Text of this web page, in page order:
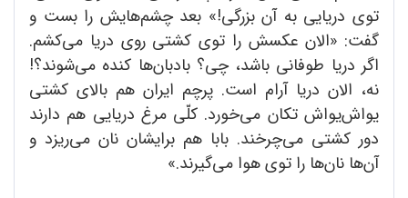
توی دریایی به آن بزرگی!» بعد چشم‌هایش را بست و
گفت: «الان عکسش را توی کشتی روی دریا می‌کشم.
اگر دریا طوفانی باشد، چی؟ بادبان‌ها کنده می‌شوند؟!
نه، الان دریا آرام است. پرچم ایران هم بالای کشتی
یواش‌یواش تکان می‌خورد. کلّی مرغ دریایی هم دارند
دور کشتی می‌چرخند. بابا هم برایشان نان می‌ریزد و
آن‌ها نان‌ها را توی هوا می‌گیرند.»